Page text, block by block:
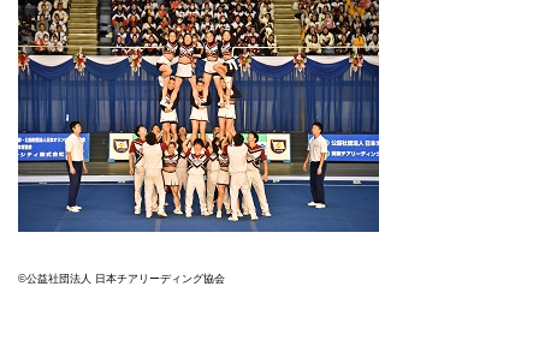
©公益社団法人 日本チアリーディング協会